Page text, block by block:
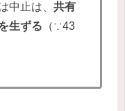
中止は、共有
生ずる （∵43